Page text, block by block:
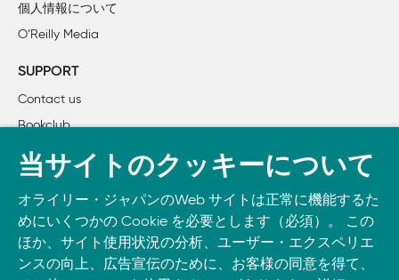
個人情報について
O’Reilly Media
SUPPORT
Contact us
Bookclub
書籍注文
Take O’Reilly with you and learn anywhere, anytime on your
phone
and tablet.
当サイトのクッキーについて
オライリー・ジャパンのWeb サイトは正常に機能するた
めにいくつかの Cookie を必要とします（必須）。 この
ほか、サイト使用状況の分析、ユーザー・エクスペリエ
ンスの向上、広告宣伝のために、お客様の同意を得て、